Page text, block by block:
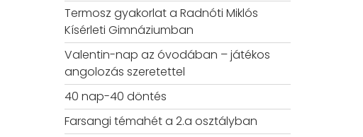
Termosz gyakorlat a Radnóti Miklós
Kísérleti Gimnáziumban
Valentin-nap az óvodában – játékos
angolozás szeretettel
40 nap-40 döntés
Farsangi témahét a 2.a osztályban